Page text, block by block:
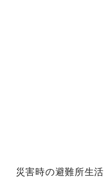
災害時の避難所生